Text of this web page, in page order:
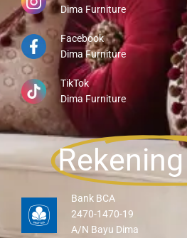
Dima Furniture
Facebook
Dima Furniture
TikTok
Dima Furniture
Bank BCA
2470-1470-19
A/N Bayu Dima